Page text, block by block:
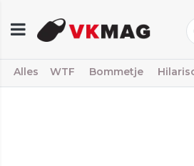
Alles WTF Bommetje